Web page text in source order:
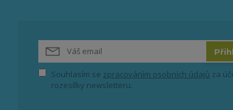
Souhlasím se zpracováním osobních údajů za
rozesílky newsletteru.